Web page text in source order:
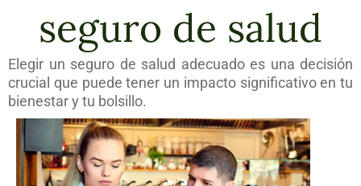
seguro de salud
Elegir un seguro de salud adecuado es una decisión
crucial que puede tener un impacto significativo en tu
bienestar y tu bolsillo.